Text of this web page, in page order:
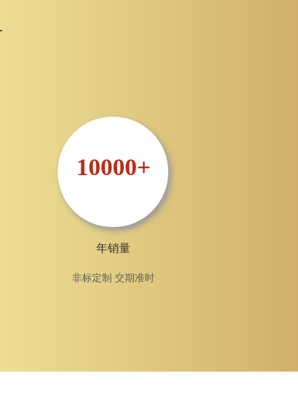
10000+
年销量
非标定制 交期准时